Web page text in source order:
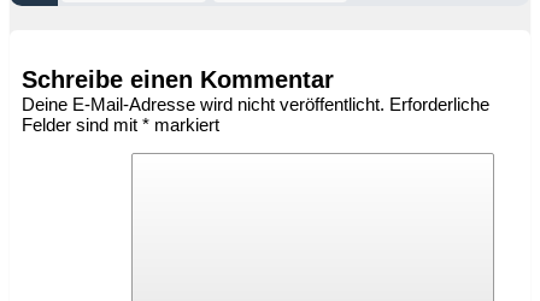
Schreibe einen Kommentar
Deine E-Mail-Adresse wird nicht veröffentlicht. Erforderliche
Felder sind mit * markiert